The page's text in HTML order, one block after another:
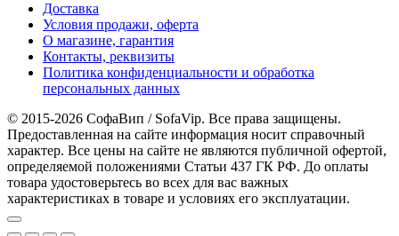
Доставка
Условия продажи, оферта
О магазине, гарантия
Контакты, реквизиты
Политика конфиденциальности и обработка
персональных данных
© 2015-2026 СофаВип / SofaVip. Все права защищены.
Предоставленная на сайте информация носит справочный
характер. Все цены на сайте не являются публичной офертой,
определяемой положениями Статьи 437 ГК РФ. До оплаты
товара удостоверьтесь во всех для вас важных
характеристиках в товаре и условиях его эксплуатации.